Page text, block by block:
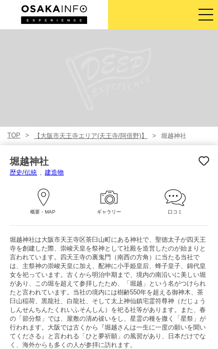
ログイン／登録
日本語
TOP 【大阪市天王寺エリア(天王寺/阿倍野)】 堀越神社
堀越神社
歴史/伝統 建造物
概要・MAP ギャラリー 口コミ
堀越神社は大阪市天王寺区茶臼山町にある神社で、聖徳太子が四天王
寺を創建した際、崇峻天皇を祭神として社殿を造営したのが始まりと
言われています。四天王寺の裏鬼門（南西の方角）に当たる当社で
は、主祭神の崇峻天皇に加え、配神に小手姫皇后、蜂子皇子、錦代皇
女を祀っています。古くから明治中期まで、境内の南沿いに美しい堀
があり、この堀を超えて参拝したため、「堀越」という名がつけられ
たと言われています。当社の境内には樹齢550年を超える御神木、茶
臼山稲荷、黒龍社、白龍社、そして太上神仙鎮宅霊符尊神（だじょう
しんせんちんたくれいふそんしん）を祀る社等があります。また、春
の「節分祭」では、屋敷の清め祓いをし、星霊の種を撒く「星祭」が
行われます。大阪では古くから『堀越さんは一生に一度の願いを聞い
てくださる』と言われる「ひと夢祈願」の風習があり、日本だけでな
く、海外からも多くの人が参拝に訪れます。